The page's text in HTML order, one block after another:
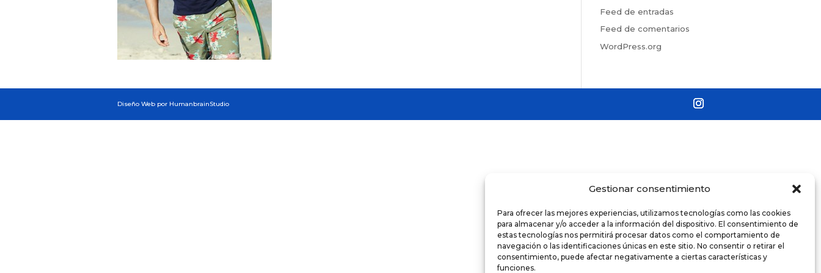
Gestionar consentimiento
Para ofrecer las mejores experiencias, utilizamos tecnologías como las cookies
para almacenar y/o acceder a la información del dispositivo. El consentimiento de
estas tecnologías nos permitirá procesar datos como el comportamiento de
navegación o las identificaciones únicas en este sitio. No consentir o retirar el
consentimiento, puede afectar negativamente a ciertas características y
funciones.
Feed de entradas
Feed de comentarios
WordPress.org
Diseño Web por HumanbrainStudio